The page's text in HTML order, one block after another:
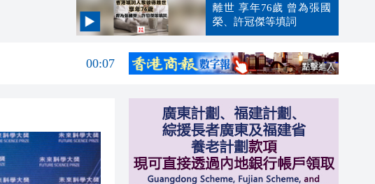
離世 享年76歲 曾為張國
榮、許冠傑等填詞
00:19
00:07
23:17
23:12